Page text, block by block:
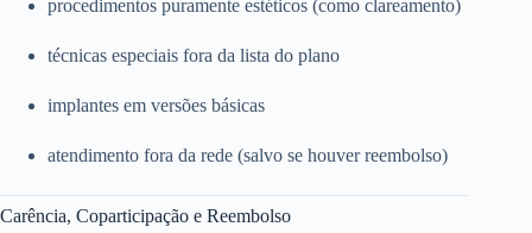
procedimentos puramente estéticos (como clareamento)
técnicas especiais fora da lista do plano
implantes em versões básicas
atendimento fora da rede (salvo se houver reembolso)
Carência, Coparticipação e Reembolso